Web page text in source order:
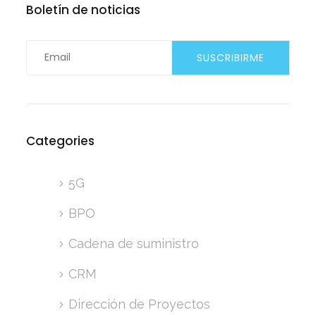
Boletín de noticias
Categories
5G
BPO
Cadena de suministro
CRM
Dirección de Proyectos